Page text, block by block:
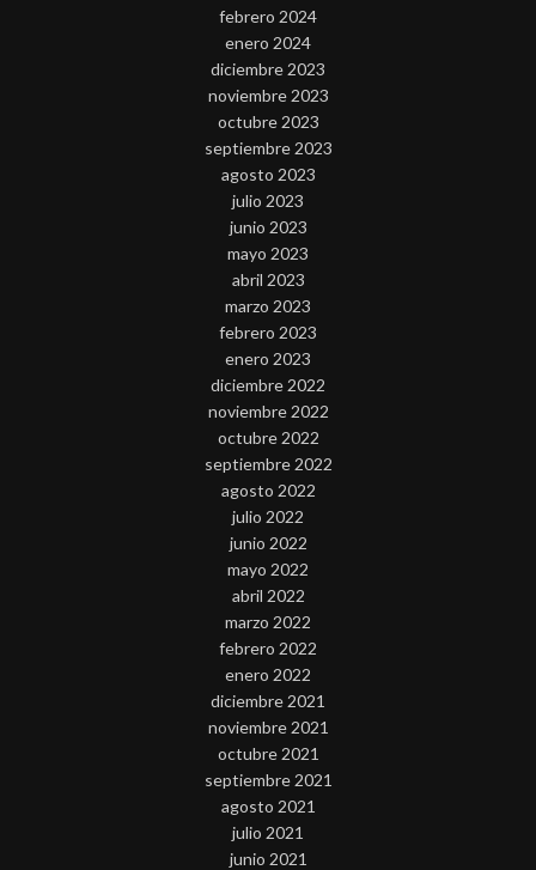
febrero 2024
enero 2024
diciembre 2023
noviembre 2023
octubre 2023
septiembre 2023
agosto 2023
julio 2023
junio 2023
mayo 2023
abril 2023
marzo 2023
febrero 2023
enero 2023
diciembre 2022
noviembre 2022
octubre 2022
septiembre 2022
agosto 2022
julio 2022
junio 2022
mayo 2022
abril 2022
marzo 2022
febrero 2022
enero 2022
diciembre 2021
noviembre 2021
octubre 2021
septiembre 2021
agosto 2021
julio 2021
junio 2021